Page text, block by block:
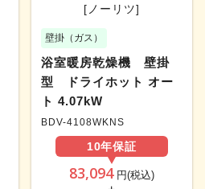
[ノーリツ]
壁掛（ガス）
浴室暖房乾燥機 壁掛
型 ドライホット オー
ト 4.07kW
BDV-4108WKNS
10年保証
83,094円(税込)